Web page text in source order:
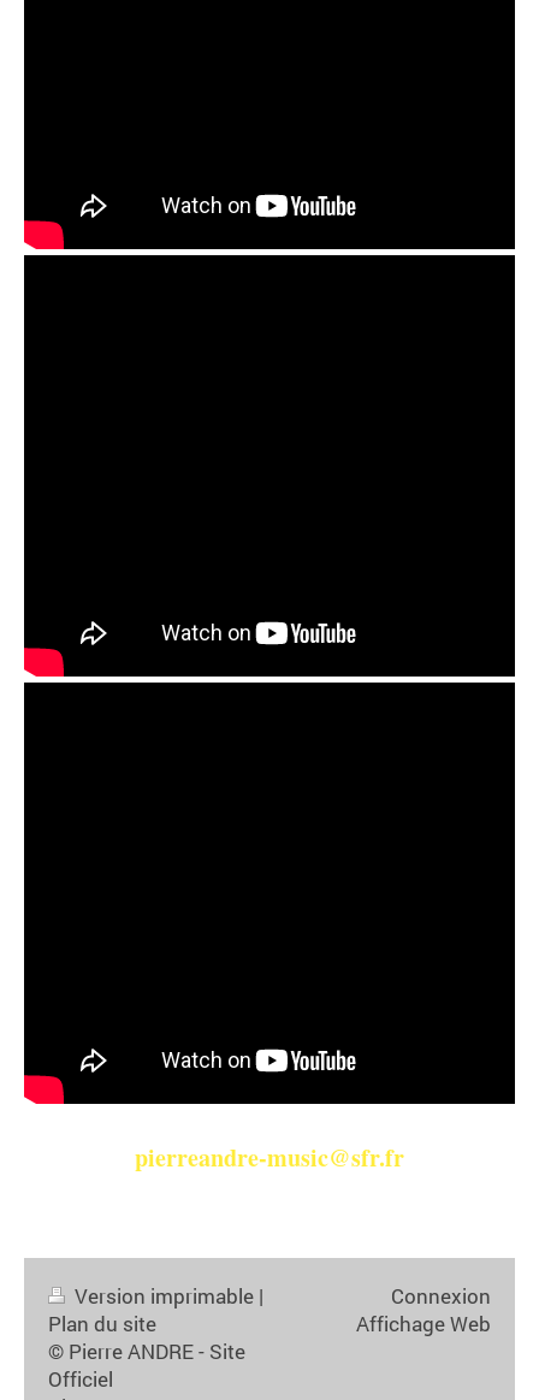
pierreandre-music@sfr.fr
Version imprimable |
Plan du site
© Pierre ANDRE - Site
Officiel
Connexion
Affichage Web